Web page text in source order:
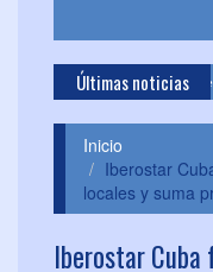
Últimas noticias
informa sobre opciones de pago
Inicio
Iberostar
locales y suma
Iberostar